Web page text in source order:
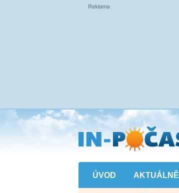
Přejít
na
hlavní
obsah
ÚVOD AKTUÁLNĚ